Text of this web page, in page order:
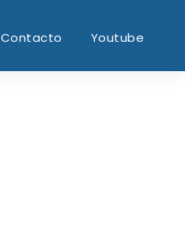
Contacto Youtube